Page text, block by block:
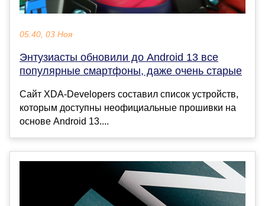
05:40, 03 Ноя
Энтузиасты обновили до Android 13 все
популярные смартфоны, даже очень старые
Сайт XDA-Developers составил список устройств,
которым доступны неофициальные прошивки на
основе Android 13....